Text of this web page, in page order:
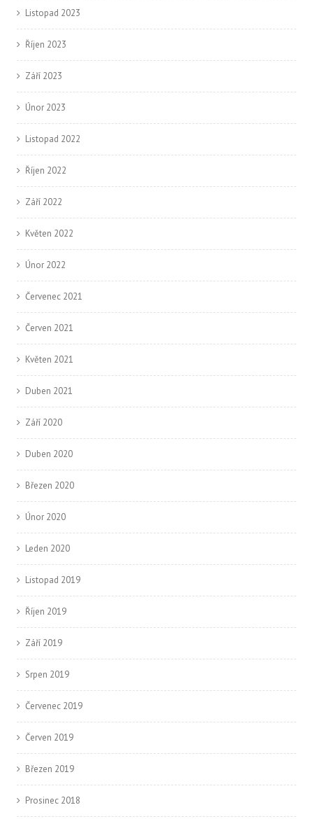
Listopad 2023
Říjen 2023
Září 2023
Únor 2023
Listopad 2022
Říjen 2022
Září 2022
Květen 2022
Únor 2022
Červenec 2021
Červen 2021
Květen 2021
Duben 2021
Září 2020
Duben 2020
Březen 2020
Únor 2020
Leden 2020
Listopad 2019
Říjen 2019
Září 2019
Srpen 2019
Červenec 2019
Červen 2019
Březen 2019
Prosinec 2018